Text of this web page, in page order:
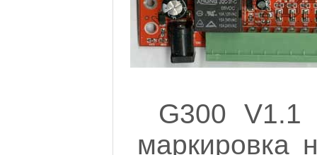
G300 V1.1
маркировка